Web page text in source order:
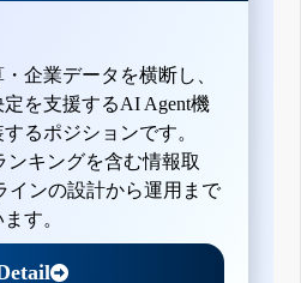
企業データを横断し、
を支援するAI Agent機
るポジションです。
ンキングを含む情報取
インの設計から運用まで
す。